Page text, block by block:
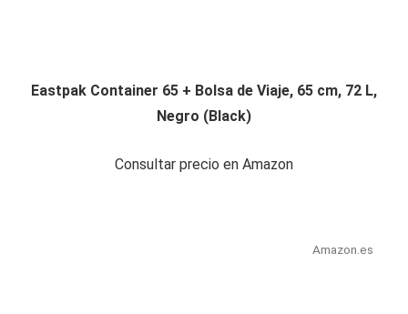
Eastpak Container 65 + Bolsa de Viaje, 65 cm, 72 L,
Negro (Black)
Consultar precio en Amazon
Amazon.es